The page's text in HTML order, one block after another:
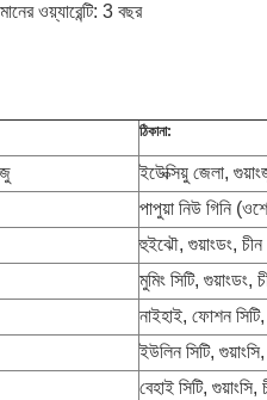
ওয়্যারেন্টি: 3 বছর
ঠিকানা:
ইউেক্সিয়ু জেলা,
পাপুয়া নিউ গিনি
হুইঝৌ, গুয়াংডং, চীন
মুমিং সিটি, গুয়াংডং,
নাইহাই, ফোশন
ইউলিন সিটি,
বেহাই সিটি, গুয়াংসি,